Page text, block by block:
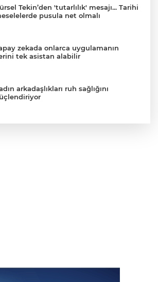
Tekin’den 'tutarlılık' mesajı... Tarihi
pusula net olmalı
zekada onlarca uygulamanın
tek asistan alabilir
arkadaşlıkları ruh sağlığını